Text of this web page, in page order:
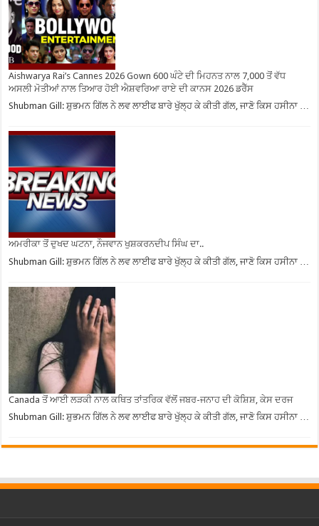
Aishwarya Rai’s Cannes 2026 Gown 600 ਘੰਟੇ ਦੀ ਮਿਹਨਤ ਨਾਲ 7,000 ਤੋਂ ਵੱਧ
ਅਸਲੀ ਮੋਤੀਆਂ ਨਾਲ ਤਿਆਰ ਹੋਈ ਐਸ਼ਵਰਿਆ ਰਾਏ ਦੀ ਕਾਨਸ 2026 ਡਰੈੱਸ
Shubman Gill: ਸ਼ੁਭਮਨ ਗਿੱਲ ਨੇ ਲਵ ਲਾਈਫ ਬਾਰੇ ਖੁੱਲ੍ਹ ਕੇ ਕੀਤੀ ਗੱਲ, ਜਾਣੋ ਕਿਸ ਹਸੀਨਾ …
ਅਮਰੀਕਾ ਤੋਂ ਦੁਖਦ ਘਟਨਾ, ਨੌਜਵਾਨ ਖੁਸ਼ਕਰਨਦੀਪ ਸਿੰਘ ਦਾ..
Shubman Gill: ਸ਼ੁਭਮਨ ਗਿੱਲ ਨੇ ਲਵ ਲਾਈਫ ਬਾਰੇ ਖੁੱਲ੍ਹ ਕੇ ਕੀਤੀ ਗੱਲ, ਜਾਣੋ ਕਿਸ ਹਸੀਨਾ …
Canada ਤੋਂ ਆਈ ਲੜਕੀ ਨਾਲ ਕਥਿਤ ਤਾਂਤਰਿਕ ਵੱਲੋਂ ਜਬਰ-ਜਨਾਹ ਦੀ ਕੋਸ਼ਿਸ਼, ਕੇਸ ਦਰਜ
Shubman Gill: ਸ਼ੁਭਮਨ ਗਿੱਲ ਨੇ ਲਵ ਲਾਈਫ ਬਾਰੇ ਖੁੱਲ੍ਹ ਕੇ ਕੀਤੀ ਗੱਲ, ਜਾਣੋ ਕਿਸ ਹਸੀਨਾ …